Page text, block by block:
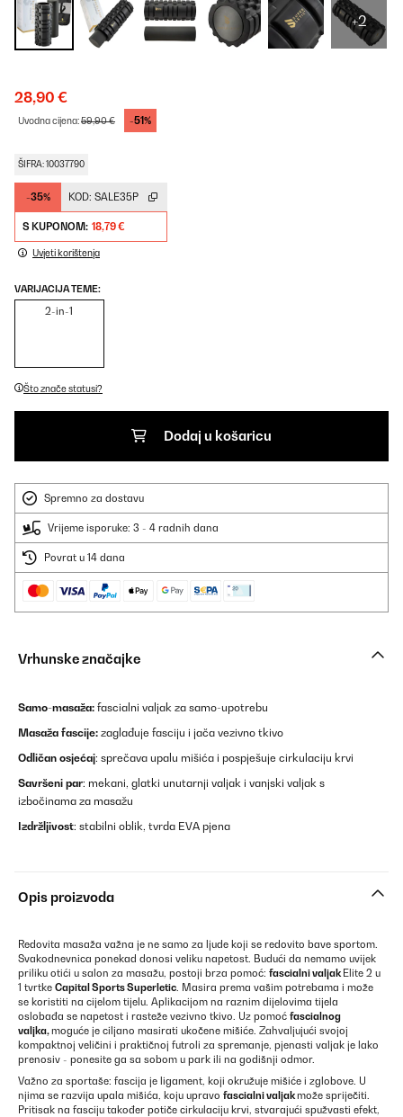
+2
28,90 €
Uvodna cijena:59,90 € -51%
ŠIFRA: 10037790
-35% KOD: SALE35P
S KUPONOM: 18,79 €
Uvjeti korištenja
VARIJACIJA TEME:
2-in-1
Što znače statusi?
Dodaj u košaricu
Spremno za dostavu
Vrijeme isporuke: 3 - 4 radnih dana
Povrat u 14 dana
Vrhunske značajke
Samo-masaža: fascialni valjak za samo-upotrebu
Masaža fascije: zaglađuje fasciju i jača vezivno tkivo
Odličan osjećaj: sprečava upalu mišića i pospješuje cirkulaciju krvi
Savršeni par: mekani, glatki unutarnji valjak i vanjski valjak s
izbočinama za masažu
Izdržljivost: stabilni oblik, tvrda EVA pjena
Opis proizvoda
Redovita masaža važna je ne samo za ljude koji se redovito bave sportom.
Svakodnevnica ponekad donosi veliku napetost. Budući da nemamo uvijek
priliku otići u salon za masažu, postoji brza pomoć: fascialni valjak Elite 2 u
1 tvrtke Capital Sports Superletic. Masira prema vašim potrebama i može
se koristiti na cijelom tijelu. Aplikacijom na raznim dijelovima tijela
oslobađa se napetost i rasteže vezivno tkivo. Uz pomoć fascialnog
valjka,moguće je ciljano masirati ukočene mišiće. Zahvaljujući svojoj
kompaktnoj veličini i praktičnoj futroli za spremanje, pjenasti valjak je lako
prenosiv - ponesite ga sa sobom u park ili na godišnji odmor.
Važno za sportaše: fascija je ligament, koji okružuje mišiće i zglobove. U
njima se razvija upala mišića, koju upravo fascialni valjakmože spriječiti.
Pritisak na fasciju također potiče cirkulaciju krvi, stvarajući spužvasti efekt,